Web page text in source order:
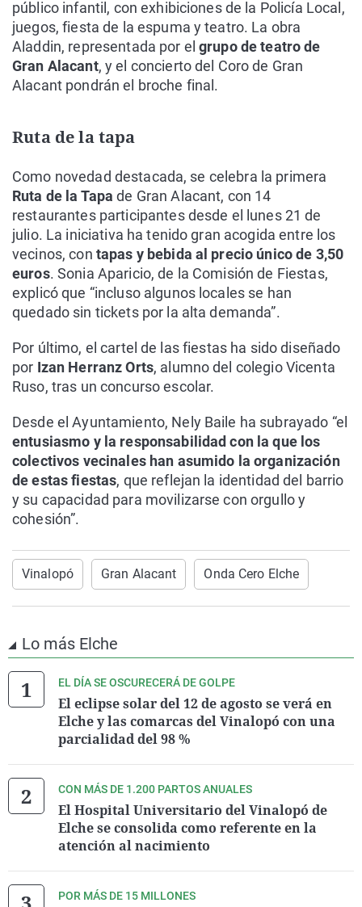
público infantil, con exhibiciones de la Policía Local,
juegos, fiesta de la espuma y teatro. La obra
Aladdin, representada por elgrupo de teatro de
Gran Alacant, y el concierto del Coro de Gran
Alacant pondrán el broche final.
Ruta de la tapa
Como novedad destacada, se celebra la primera
Ruta de la Tapa de Gran Alacant, con 14
restaurantes participantes desde el lunes 21 de
julio. La iniciativa ha tenido gran acogida entre los
vecinos, con tapas y bebida al precio único de 3,50
euros. Sonia Aparicio, de la Comisión de Fiestas,
explicó que “incluso algunos locales se han
quedado sin tickets por la alta demanda”.
Por último, el cartel de las fiestas ha sido diseñado
por Izan Herranz Orts, alumno del colegio Vicenta
Ruso, tras un concurso escolar.
Desde el Ayuntamiento, Nely Baile ha subrayado “el
entusiasmo y la responsabilidad con la que los
colectivos vecinales han asumido la organización
de estas fiestas, que reflejan la identidad del barrio
y su capacidad para movilizarse con orgullo y
cohesión”.
Vinalopó Gran Alacant Onda Cero Elche
Lo más Elche
EL DÍA SE OSCURECERÁ DE GOLPE
El eclipse solar del 12 de agosto se verá en
Elche y las comarcas del Vinalopó con una
parcialidad del 98 %
CON MÁS DE 1.200 PARTOS ANUALES
El Hospital Universitario del Vinalopó de
Elche se consolida como referente en la
atención al nacimiento
POR MÁS DE 15 MILLONES